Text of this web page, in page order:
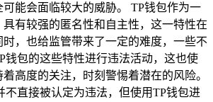
能会面临较大的威胁。 TP钱包作为一
有较强的匿名性和自主性，这一特性在
，也给监管带来了一定的难度，一些不
钱包的这些特性进行违法活动，这也使
高度的关注，时刻警惕着潜在的风险。
不直接被认定为违法，但使用TP钱包进